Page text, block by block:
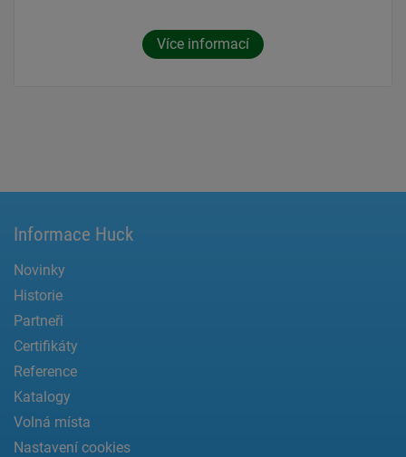
Více informací
Informace Huck
Novinky
Historie
Partneři
Certifikáty
Reference
Katalogy
Volná místa
Nastavení cookies